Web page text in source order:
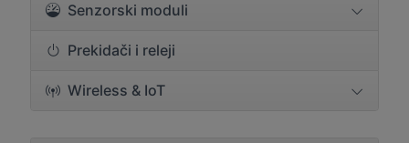
Senzorski moduli
Prekidači i releji
Wireless & IoT